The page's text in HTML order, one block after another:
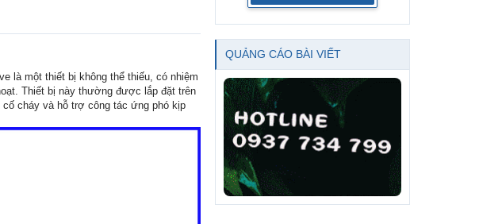
là một thiết bị không thể thiếu, có nhiệm
Thiết bị này thường được lắp đặt trên
cháy và hỗ trợ công tác ứng phó kịp
QUẢNG CÁO BÀI VIẾT